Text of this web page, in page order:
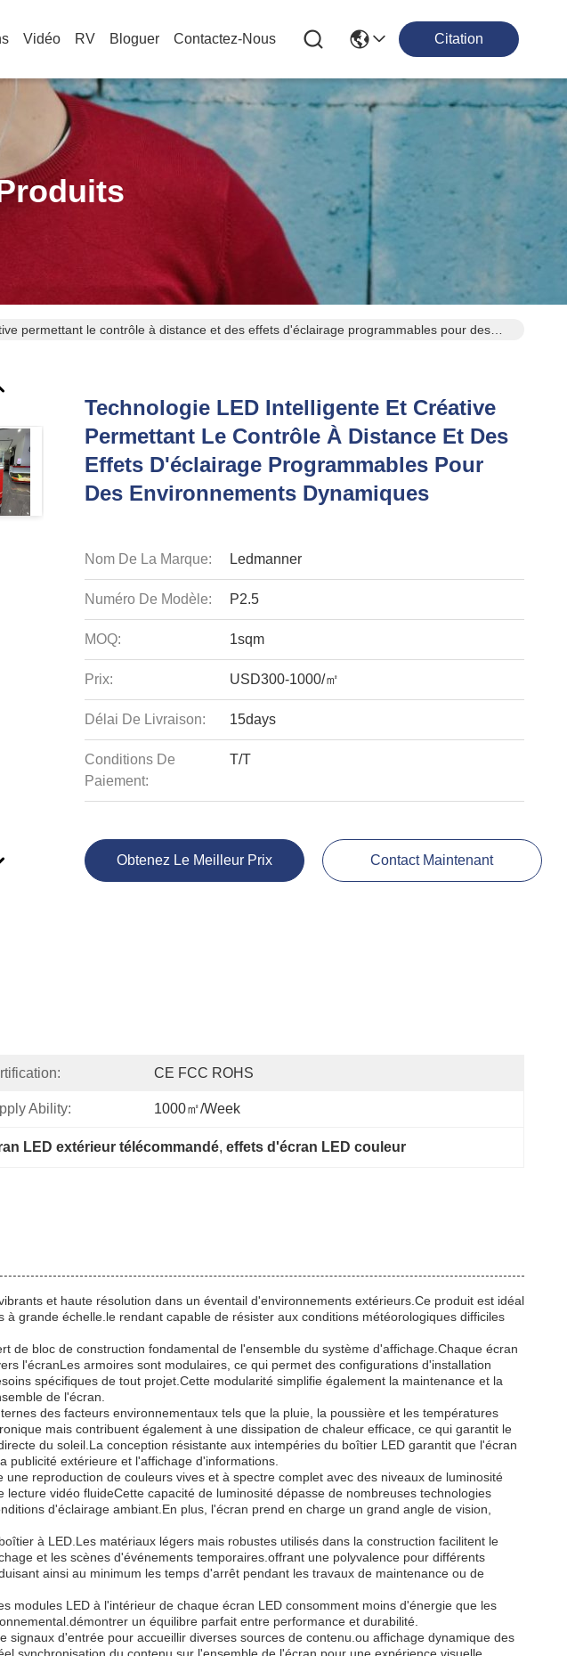
Vidéo RV Bloguer Contactez-Nous Citation
permettant le contrôle à distance et des effets d'éclairage programmables pour des
Technologie LED Intelligente Et Créative
Permettant Le Contrôle À Distance Et Des
Effets D'éclairage Programmables Pour
Des Environnements Dynamiques
Nom De La Marque: Ledmanner
Numéro De Modèle: P2.5
MOQ: 1sqm
Prix: USD300-1000/㎡
Délai De Livraison: 15days
Conditions De
Paiement:
T/T
Obtenez Le Meilleur Prix Contact Maintenant
CE FCC ROHS
Ability: 1000㎡/week
LED extérieur télécommandé, effets d'écran LED couleur
et haute résolution dans un éventail d'environnements extérieurs.Ce produit est idéal
grande échelle.le rendant capable de résister aux conditions météorologiques difficiles
bloc de construction fondamental de l'ensemble du système d'affichage.Chaque écran
l'écranLes armoires sont modulaires, ce qui permet des configurations d'installation
spécifiques de tout projet.Cette modularité simplifie également la maintenance et la
de l'écran.
des facteurs environnementaux tels que la pluie, la poussière et les températures
mais contribuent également à une dissipation de chaleur efficace, ce qui garantit le
du soleil.La conception résistante aux intempéries du boîtier LED garantit que l'écran
publicité extérieure et l'affichage d'informations.
reproduction de couleurs vives et à spectre complet avec des niveaux de luminosité
vidéo fluideCette capacité de luminosité dépasse de nombreuses technologies
d'éclairage ambiant.En plus, l'écran prend en charge un grand angle de vision,
à LED.Les matériaux légers mais robustes utilisés dans la construction facilitent le
et les scènes d'événements temporaires.offrant une polyvalence pour différents
ainsi au minimum les temps d'arrêt pendant les travaux de maintenance ou de
modules LED à l'intérieur de chaque écran LED consomment moins d'énergie que les
un équilibre parfait entre performance et durabilité.
d'entrée pour accueillir diverses sources de contenu.ou affichage dynamique des